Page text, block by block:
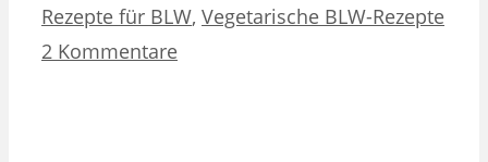
Rezepte für BLW, Vegetarische BLW-Rezepte
2 Kommentare